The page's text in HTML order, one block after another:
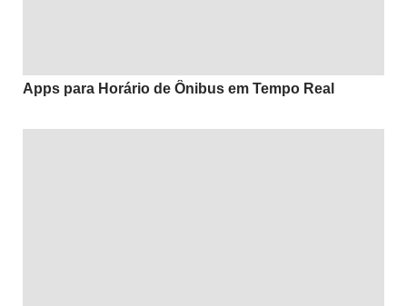
Apps para Horário de Ônibus em Tempo Real